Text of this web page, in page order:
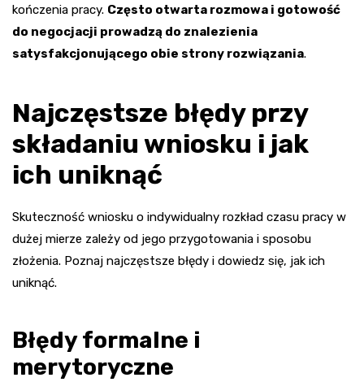
kończenia pracy. Często otwarta rozmowa i gotowość
do negocjacji prowadzą do znalezienia
satysfakcjonującego obie strony rozwiązania.
Najczęstsze błędy przy
składaniu wniosku i jak
ich uniknąć
Skuteczność wniosku o indywidualny rozkład czasu pracy w
dużej mierze zależy od jego przygotowania i sposobu
złożenia. Poznaj najczęstsze błędy i dowiedz się, jak ich
uniknąć.
Błędy formalne i
merytoryczne